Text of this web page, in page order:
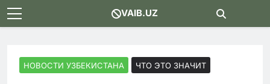
Skip
to
VAIB.UZ
НОВОСТИ УЗБЕКИСТАНА ЧТО ЭТО ЗНАЧИТ